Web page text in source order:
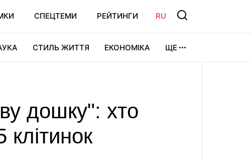
СПЕЦТЕМИ РЕЙТИНГИ RU
СТИЛЬ ЖИТТЯ ЕКОНОМІКА ЩЕ
дошку": хто